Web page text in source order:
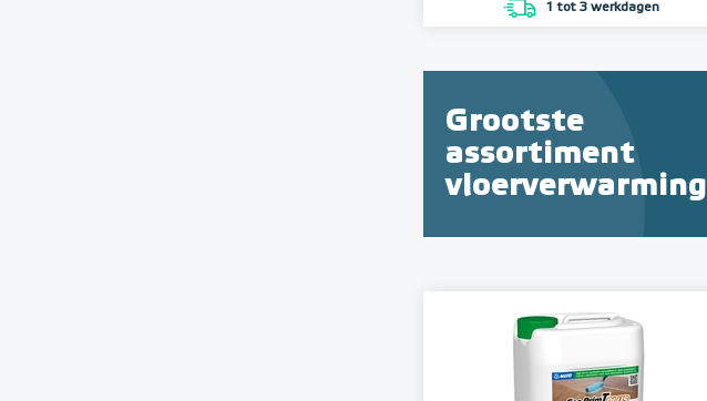
1 tot 3 werkdagen
Grootste
assortiment
vloerverwarming